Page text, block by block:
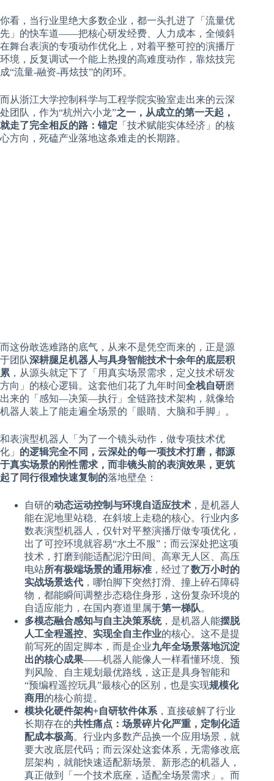
你看，当行业里绝大多数企业，都一头扎进了「流量优
先」的快车道——把核心研发经费、人力成本，全倾斜
在舞台表演的专项动作优化上，对着平整可控的演播厅
环境，反复调试一个能上热搜的高难度动作，靠炫技完
成“流量-融资-再炫技”的闭环。
而从浙江大学控制科学与工程学院实验室走出来的云深
处团队，作为“杭州六小龙”之一，从成立的第一天起，
就走了完全相反的路：锚定 「技术赋能实体经济」的核
心方向，死磕产业落地这条难走的长期路。
而这份敢选难路的底气，从来不是凭空而来的，正是源
于团队深耕腿足机器人与具身智能技术十余年的底层积
累 ，从源头就定下了「用真实场景需求，定义技术研发
方向」的核心逻辑。这套他们花了九年时间全栈自研磨
出来的「感知—决策—执行」全链路技术架构，就像给
机器人装上了能走遍全场景的「眼睛、大脑和手脚」。
和表演型机器人「为了一个镜头动作，做专项技术优
化」 的逻辑完全不同，云深处的每一项技术打磨，都源
于真实场景的刚性需求，而非镜头前的表演效果，更筑
起了同行很难快速复制的落地壁垒：
自研的动态运动控制与环境自适应技术 ，是机器人
能在泥地里站稳、在斜坡上走稳的核心。行业内多
数表演型机器人，仅针对平整演播厅做专项优化，
出了可控环境就容易“水土不服”；而云深处把这项
技术，打磨到能适配泥泞田间、高寒无人区、高压
电站所有极端场景的通用标准 ，经过了数万小时的
实战场景迭代 ，哪怕脚下突然打滑、撞上碎石障碍
物，都能瞬间调整步态稳住身形，这份复杂环境的
自适应能力，在国内赛道里属于第一梯队
多模态融合感知与自主决策系统 ，是机器人能摆脱
人工全程遥控、实现全自主作业的核心。这不是提
前写死的固定脚本，而是企业九年全场景落地沉淀
出的核心成果——机器人能像人一样看懂环境、预
判风险、自主规划最优路线，这正是具身智能和
“预编程遥控玩具”最核心的区别，也是实现规模化
商用 的核心前提。
模块化硬件架构+自研软件体系 ，直接破解了行业
长期存在的共性痛点：场景碎片化严重，定制化适
配成本极高 。行业内多数产品换一个应用场景，就
要大改底层代码；而云深处这套体系，无需修改底
层架构，就能快速适配新场景、新形态的机器人，
真正做到「一个技术底座，适配全场景需求」。而